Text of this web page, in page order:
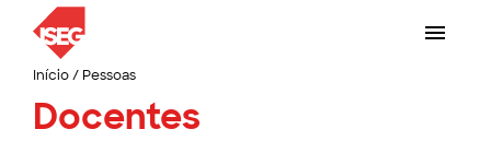
Início/ Pessoas
Docentes